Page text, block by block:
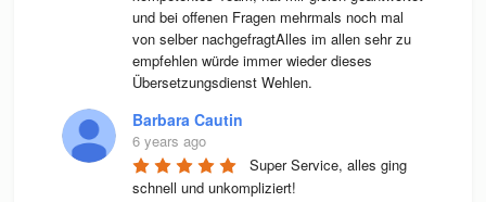
und bei offenen Fragen mehrmals noch mal
von selber nachgefragtAlles im allen sehr zu
empfehlen würde immer wieder dieses
Übersetzungsdienst Wehlen.
Barbara Cautin
6 years ago
Super Service, alles ging
schnell und unkompliziert!